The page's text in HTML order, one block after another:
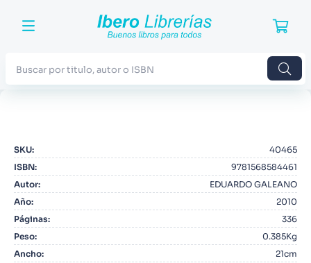
SKU:
40465
ISBN:
9781568584461
Autor:
EDUARDO GALEANO
Año:
2010
Páginas:
336
Peso:
0.385Kg
Ancho:
21cm
2. Blue Lock
3.
4. Odisea
5. Manga
6. Stephen King